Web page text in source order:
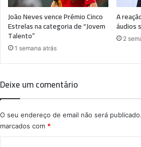
João Neves vence Prémio Cinco
Estrelas na categoria de “Jovem
Talento”
1 semana atrás
A
áudios
2
Deixe um comentário
O seu endereço de email não será publicado.
marcados com *